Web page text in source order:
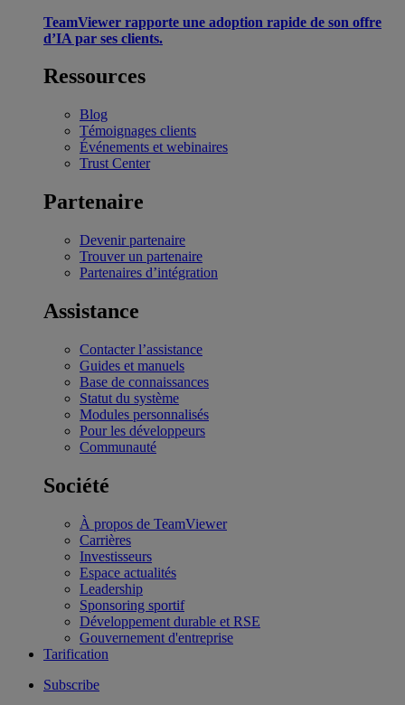
TeamViewer rapporte une adoption rapide de son offre
d’IA par ses clients.
Ressources
Blog
Témoignages clients
Événements et webinaires
Trust Center
Partenaire
Devenir partenaire
Trouver un partenaire
Partenaires d’intégration
Assistance
Contacter l’assistance
Guides et manuels
Base de connaissances
Statut du système
Modules personnalisés
Pour les développeurs
Communauté
Société
À propos de TeamViewer
Carrières
Investisseurs
Espace actualités
Leadership
Sponsoring sportif
Développement durable et RSE
Gouvernement d'entreprise
Tarification
Subscribe